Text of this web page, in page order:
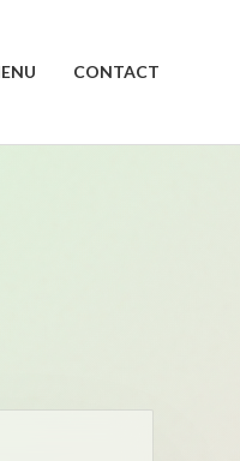
CONTACT